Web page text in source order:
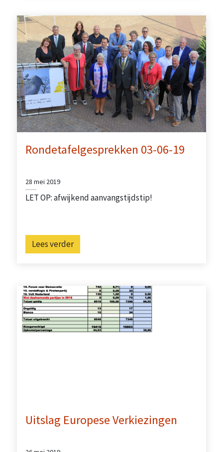
Rondetafelgesprekken 03-06-19
28 mei 2019
LET OP: afwijkend aanvangstijdstip!
Lees verder
Uitslag Europese Verkiezingen